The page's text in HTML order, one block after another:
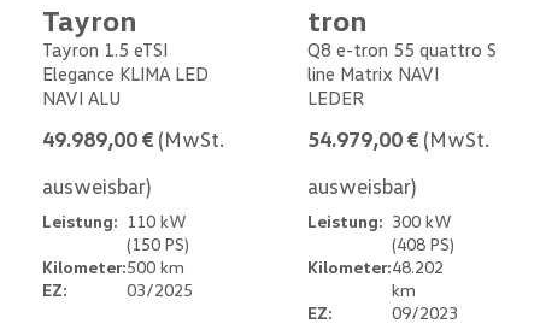
Tayron
Tayron 1.5 eTSI
Elegance KLIMA LED
NAVI ALU
49.989,00 € (MwSt.
ausweisbar)
Leistung: 110 kW
(150 PS)
Kilometer:500 km
EZ:
03/2025
tron
Q8 e-tron 55 quattro S
line Matrix NAVI
LEDER
54.979,00 € (MwSt.
ausweisbar)
Leistung: 300 kW
(408 PS)
Kilometer:48.202
km
EZ:
09/2023